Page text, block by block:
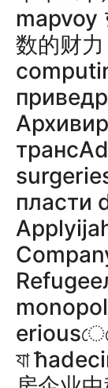
mapvoy
数的财
пласти
যা